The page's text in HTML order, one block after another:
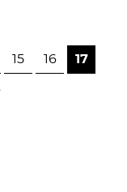
15 16 17